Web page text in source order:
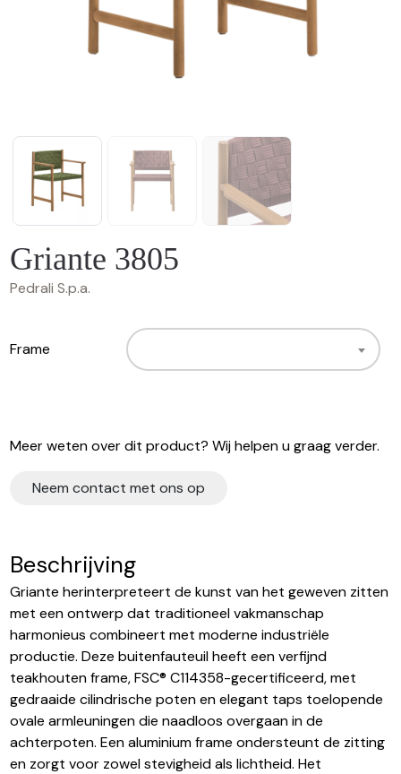
Griante 3805
Pedrali S.p.a.
Frame
Meer weten over dit product? Wij helpen u graag verder.
Neem contact met ons op
Beschrijving
Griante herinterpreteert de kunst van het geweven zitten
met een ontwerp dat traditioneel vakmanschap
harmonieus combineert met moderne industriële
productie. Deze buitenfauteuil heeft een verfijnd
teakhouten frame, FSC® C114358-gecertificeerd, met
gedraaide cilindrische poten en elegant taps toelopende
ovale armleuningen die naadloos overgaan in de
achterpoten. Een aluminium frame ondersteunt de zitting
en zorgt voor zowel stevigheid als lichtheid. Het